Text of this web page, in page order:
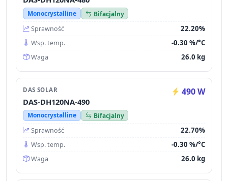
Monocrystalline
Bifacjalny
Sprawność
22.20%
Wsp. temp. -0.30 %/°C
Waga 26.0 kg
DAS SOLAR 490 W
DAS-DH120NA-490
Monocrystalline
Bifacjalny
Sprawność
22.70%
Wsp. temp. -0.30 %/°C
Waga 26.0 kg